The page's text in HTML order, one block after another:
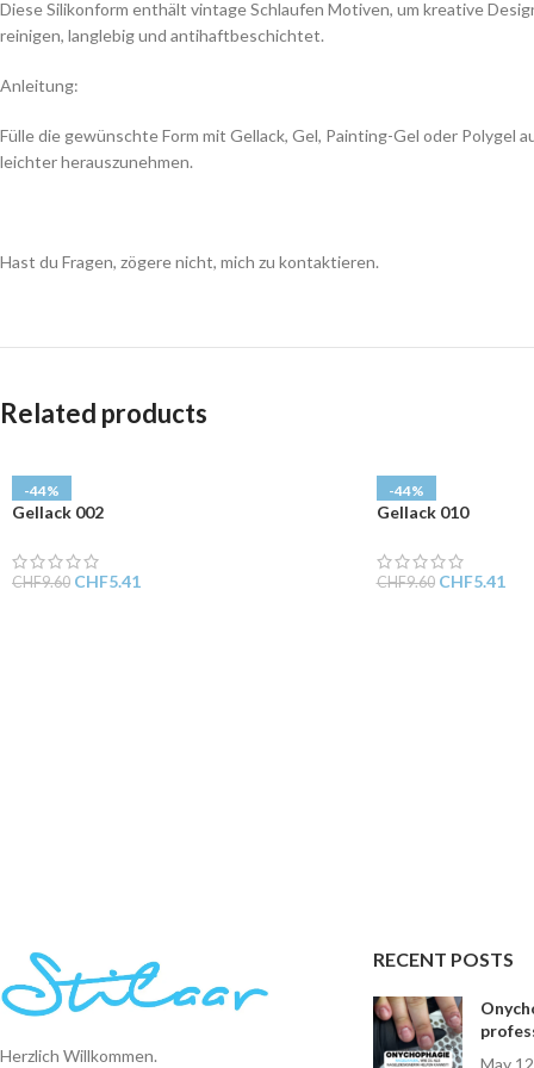
Diese Silikonform enthält vintage Schlaufen Motiven, um kreative
reinigen, langlebig und antihaftbeschichtet.
Anleitung:
Fülle die gewünschte Form mit Gellack, Gel, Painting-Gel oder Polygel
leichter herauszunehmen.
Hast du Fragen, zögere nicht, mich zu kontaktieren.
Related products
-44%
Gellack 002
CHF9.60 CHF5.41
-44%
Gellack 010
CHF9.60 CHF5.41
Herzlich Willkommen.
RECENT POSTS
May